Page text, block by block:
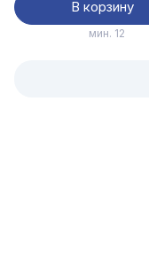
В корзину
мин. 12